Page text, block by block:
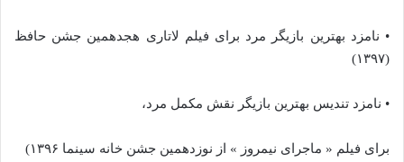
• نامزد بهترین بازیگر مرد برای فیلم لاتاری هجدهمین جشن حافظ
(۱۳۹۷)
• نامزد تندیس بهترین بازیگر نقش مکمل مرد،
برای فیلم « ماجرای نیمروز » از نوزدهمین جشن خانه سینما ۱۳۹۶)